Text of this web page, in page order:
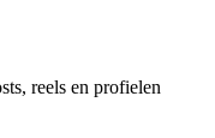
reels en profielen